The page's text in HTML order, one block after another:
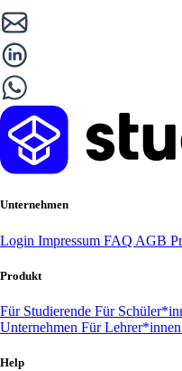
Unternehmen
Login Impressum FAQ AGB
Produkt
Für Studierende Für
Unternehmen Für Lehrer*innen
Help